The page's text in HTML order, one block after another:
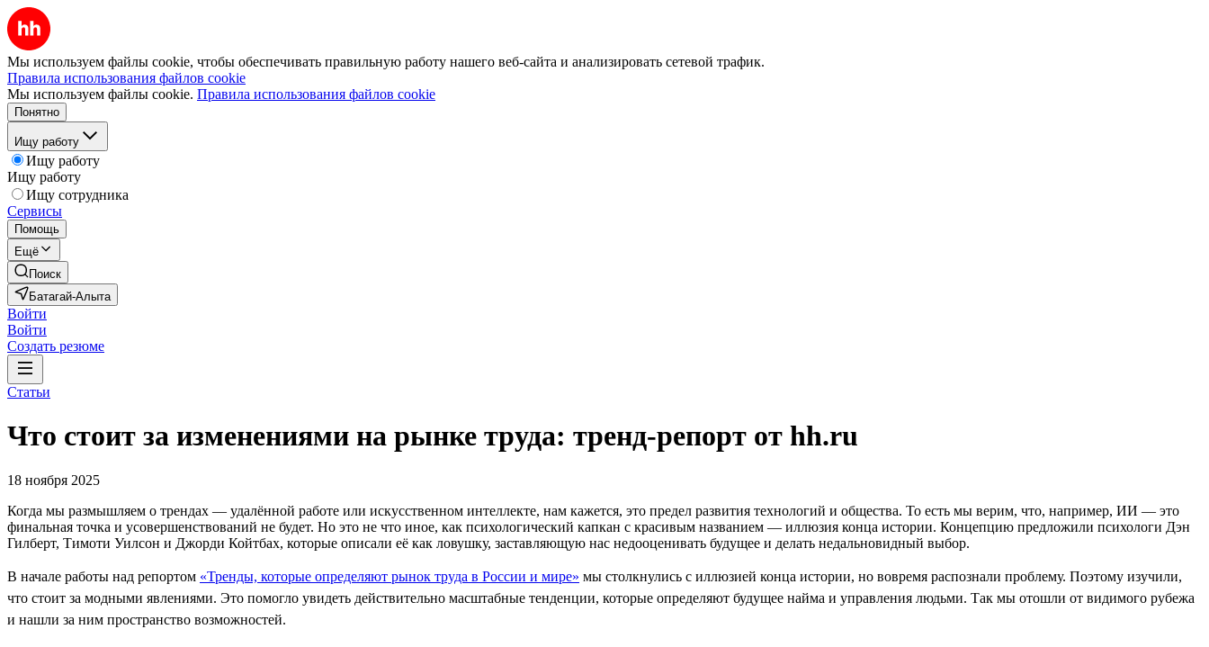
Мы используем файлы cookie, чтобы обеспечивать правильную работу нашего веб-сайта и анализировать сетевой трафик.
Правила использования файлов cookie
Мы используем файлы cookie. Правила использования файлов cookie
Понятно
Ищу работу
Ищу работу
Ищу работу
Ищу сотрудника
Сервисы
Помощь
Ещё
Поиск
Батагай-Алыта
Войти
Войти
Создать резюме
Статьи
Что стоит за изменениями на рынке труда: тренд-репорт от hh.ru
18 ноября 2025
Когда мы размышляем о трендах — удалённой работе или искусственном интеллекте, нам кажется, это предел развития технологий и общества. То есть мы верим, что, например, ИИ — это
финальная точка и усовершенствований не будет. Но это не что иное, как психологический капкан с красивым названием — иллюзия конца истории. Концепцию предложили психологи Дэн
Гилберт, Тимоти Уилсон и Джорди Койтбах, которые описали её как ловушку, заставляющую нас недооценивать будущее и делать недальновидный выбор.
В начале работы над репортом «Тренды, которые определяют рынок труда в России и мире» мы столкнулись с иллюзией конца истории, но вовремя распознали проблему. Поэтому изучили,
что стоит за модными явлениями. Это помогло увидеть действительно масштабные тенденции, которые определяют будущее найма и управления людьми. Так мы отошли от видимого рубежа
и нашли за ним пространство возможностей.